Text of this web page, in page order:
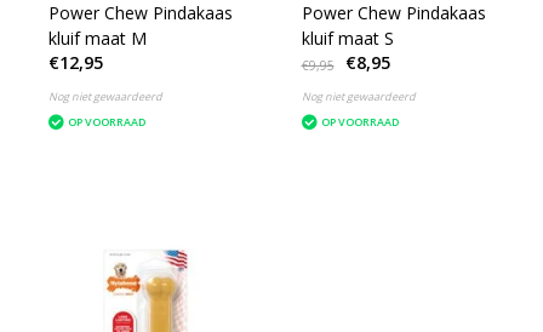
Power Chew Pindakaas
kluif maat M
€12,95
Nog niet gewaardeerd
OP VOORRAAD
Power Chew Pindakaas
kluif maat S
€9,95 €8,95
Nog niet gewaardeerd
OP VOORRAAD